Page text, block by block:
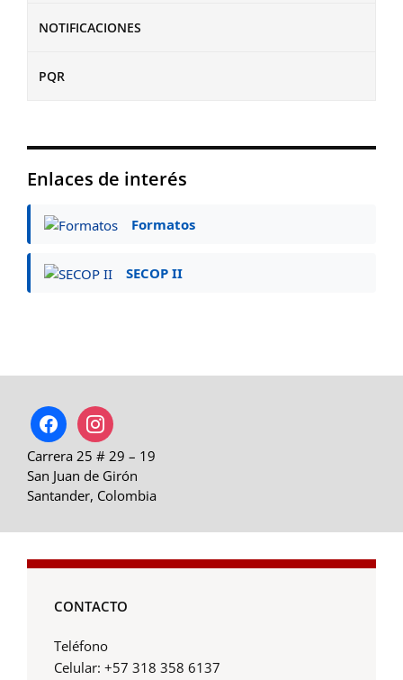
NOTIFICACIONES
PQR
Enlaces de interés
Formatos
SECOP II
facebookinstagram
Carrera 25 # 29 – 19
San Juan de Girón
Santander, Colombia
CONTACTO
Teléfono
Celular: +57 318 358 6137